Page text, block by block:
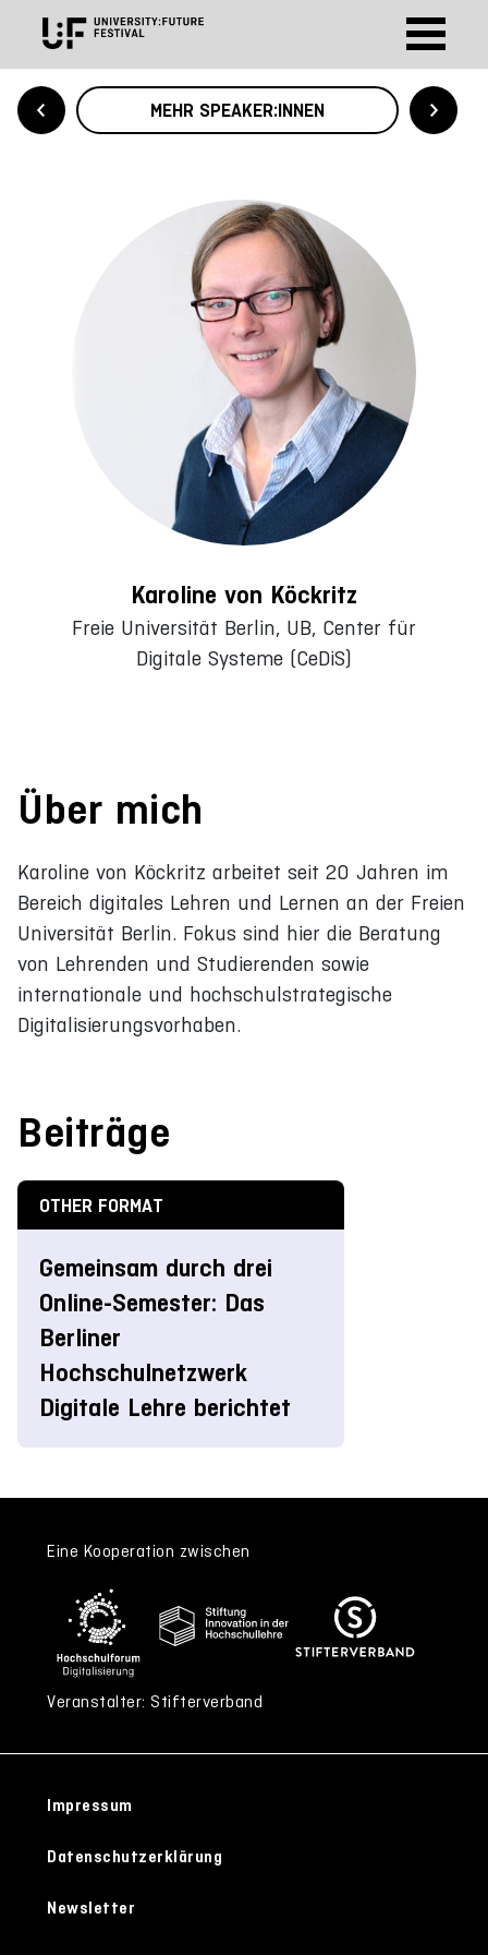
MEHR SPEAKER:INNEN
Karoline von Köckritz
Freie Universität Berlin, UB, Center für
Digitale Systeme (CeDiS)
Über mich
Karoline von Köckritz arbeitet seit 20 Jahren im
Bereich digitales Lehren und Lernen an der Freien
Universität Berlin. Fokus sind hier die Beratung
von Lehrenden und Studierenden sowie
internationale und hochschulstrategische
Digitalisierungsvorhaben.
Beiträge
OTHER FORMAT
Gemeinsam durch drei
Online-Semester: Das
Berliner
Hochschulnetzwerk
Digitale Lehre berichtet
Eine Kooperation zwischen
Veranstalter: Stifterverband
Impressum
Datenschutzerklärung
Newsletter